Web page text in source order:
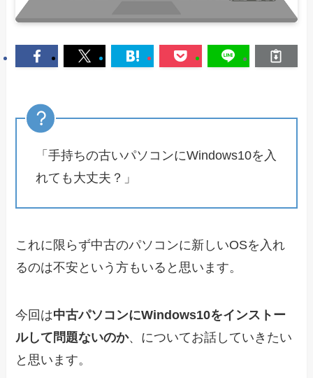
「手持ちの古いパソコンにWindows10を入
れても大丈夫？」
これに限らず中古のパソコンに新しいOSを入れ
るのは不安という方もいると思います。
今回は中古パソコンにWindows10をインストー
ルして問題ないのか、についてお話していきたい
と思います。